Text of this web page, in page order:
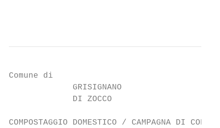
Comune di
             GRISIGNANO
             DI ZOCCO
COMPOSTAGGIO DOMESTICO / CAMPAGNA DI